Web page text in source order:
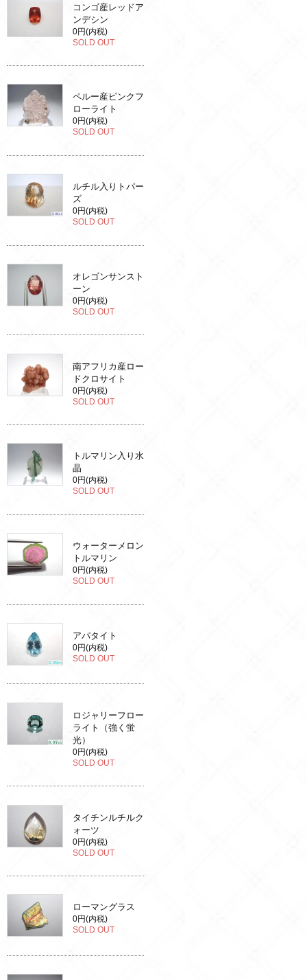
コンゴ産レッドア
ンデシン
0円(内税)
SOLD OUT
ペルー産ピンクフ
ローライト
0円(内税)
SOLD OUT
ルチル入りトパー
ズ
0円(内税)
SOLD OUT
オレゴンサンスト
ーン
0円(内税)
SOLD OUT
南アフリカ産ロー
ドクロサイト
0円(内税)
SOLD OUT
トルマリン入り水
晶
0円(内税)
SOLD OUT
ウォーターメロン
トルマリン
0円(内税)
SOLD OUT
アパタイト
0円(内税)
SOLD OUT
ロジャリーフロー
ライト（強く蛍
光）
0円(内税)
SOLD OUT
タイチンルチルク
ォーツ
0円(内税)
SOLD OUT
ローマングラス
0円(内税)
SOLD OUT